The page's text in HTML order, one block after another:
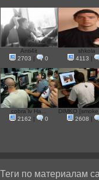
Anti4it
2703
| 0
shkola
4113
cobra`lv Ha...
2162
| 0
DIMKO
2608
|
Теги по материалам